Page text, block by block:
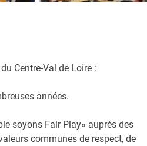
Centre-Val de Loire :
années.
soyons Fair Play» auprès des
communes de respect, de